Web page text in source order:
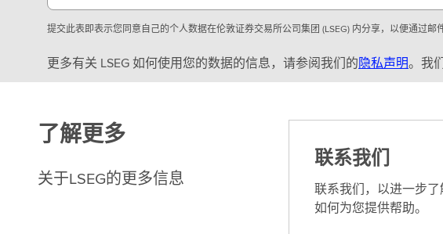
提交此表即表示您同意自己的个人数据在伦敦证券交易所公司集团 (LSEG) 内分享，以便通过
更多有关 LSEG 如何使用您的数据的信息，请参阅我们的隐私声明。我
了解更多
关于LSEG的更多信息
联系我们
联系我们，以进一步
如何为您提供帮助。